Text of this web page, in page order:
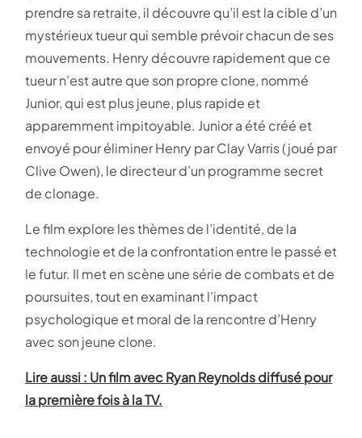
prendre sa retraite, il découvre qu’il est la cible d’un
mystérieux tueur qui semble prévoir chacun de ses
mouvements. Henry découvre rapidement que ce
tueur n’est autre que son propre clone, nommé
Junior, qui est plus jeune, plus rapide et
apparemment impitoyable. Junior a été créé et
envoyé pour éliminer Henry par Clay Varris (joué par
Clive Owen), le directeur d’un programme secret
de clonage.
Le film explore les thèmes de l’identité, de la
technologie et de la confrontation entre le passé et
le futur. Il met en scène une série de combats et de
poursuites, tout en examinant l’impact
psychologique et moral de la rencontre d’Henry
avec son jeune clone.
Lire aussi : Un film avec Ryan Reynolds diffusé pour
la première fois à la TV.